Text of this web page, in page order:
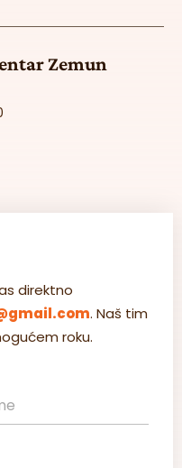
Zemun
direktno
. Naš tim
roku.